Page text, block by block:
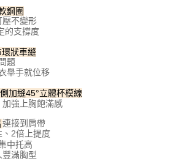
的使用者請事先徵得法定代理人或監護人之同意方可使用
享後付」，若未經同意申辦者引起之損失，本公司不負相
AFTEE先享後付」時，將依據個別帳號之用戶狀況，依本
予不同之上限額度；若仍有額度不足之情形，本公司將視
戶進行身份認證。
人註冊多個帳號或使用他人資訊註冊。若發現惡意使用之
鋼圈
壓不變形
的支撐度
狀車縫
題
舉手就位移
加縫45°立體杯模線
強上胸飽滿感
連接到肩帶
2倍上提度
中托高
滿胸型